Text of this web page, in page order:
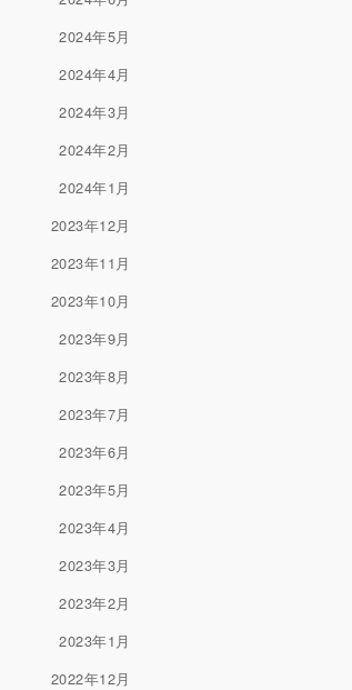
2024年5月
2024年4月
2024年3月
2024年2月
2024年1月
2023年12月
2023年11月
2023年10月
2023年9月
2023年8月
2023年7月
2023年6月
2023年5月
2023年4月
2023年3月
2023年2月
2023年1月
2022年12月